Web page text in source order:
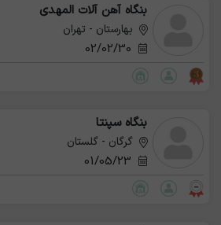
بنگاه آهن آلات المهدی
بهارستان - تهران
بنگاه سپنتا
گرگان - گلستان